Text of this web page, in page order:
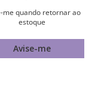
me quando retornar ao
estoque
Avise-me